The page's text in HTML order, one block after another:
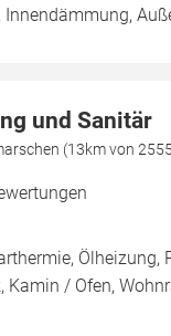
und Sanitär
(13km von
Ölheizung,
Kamin / Ofen,